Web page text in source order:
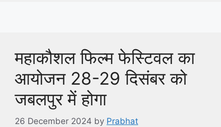
महाकौशल फिल्म फेस्टिवल का
आयोजन 28-29 दिसंबर को
जबलपुर में होगा
26 December 2024 by Prabhat